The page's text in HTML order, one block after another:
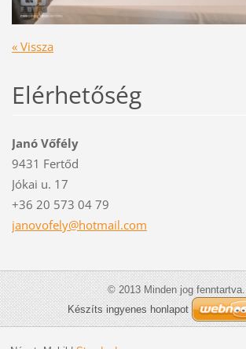
« Vissza
Elérhetőség
Janó Vőfély
9431 Fertőd
Jókai u. 17
+36 20 573 04 79
janovofely@hotmail.com
© 2013 Minden jog fenntartva.
Készíts ingyenes honlapot